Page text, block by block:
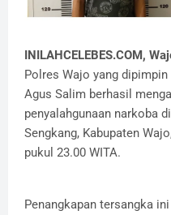
INILAHCELEBES.COM,
Polres Wajo yang
Agus Salim berhasil
penyalahgunaan narkoba
Sengkang, Kabupaten
pukul 23.00 WITA.
Penangkapan tersangka